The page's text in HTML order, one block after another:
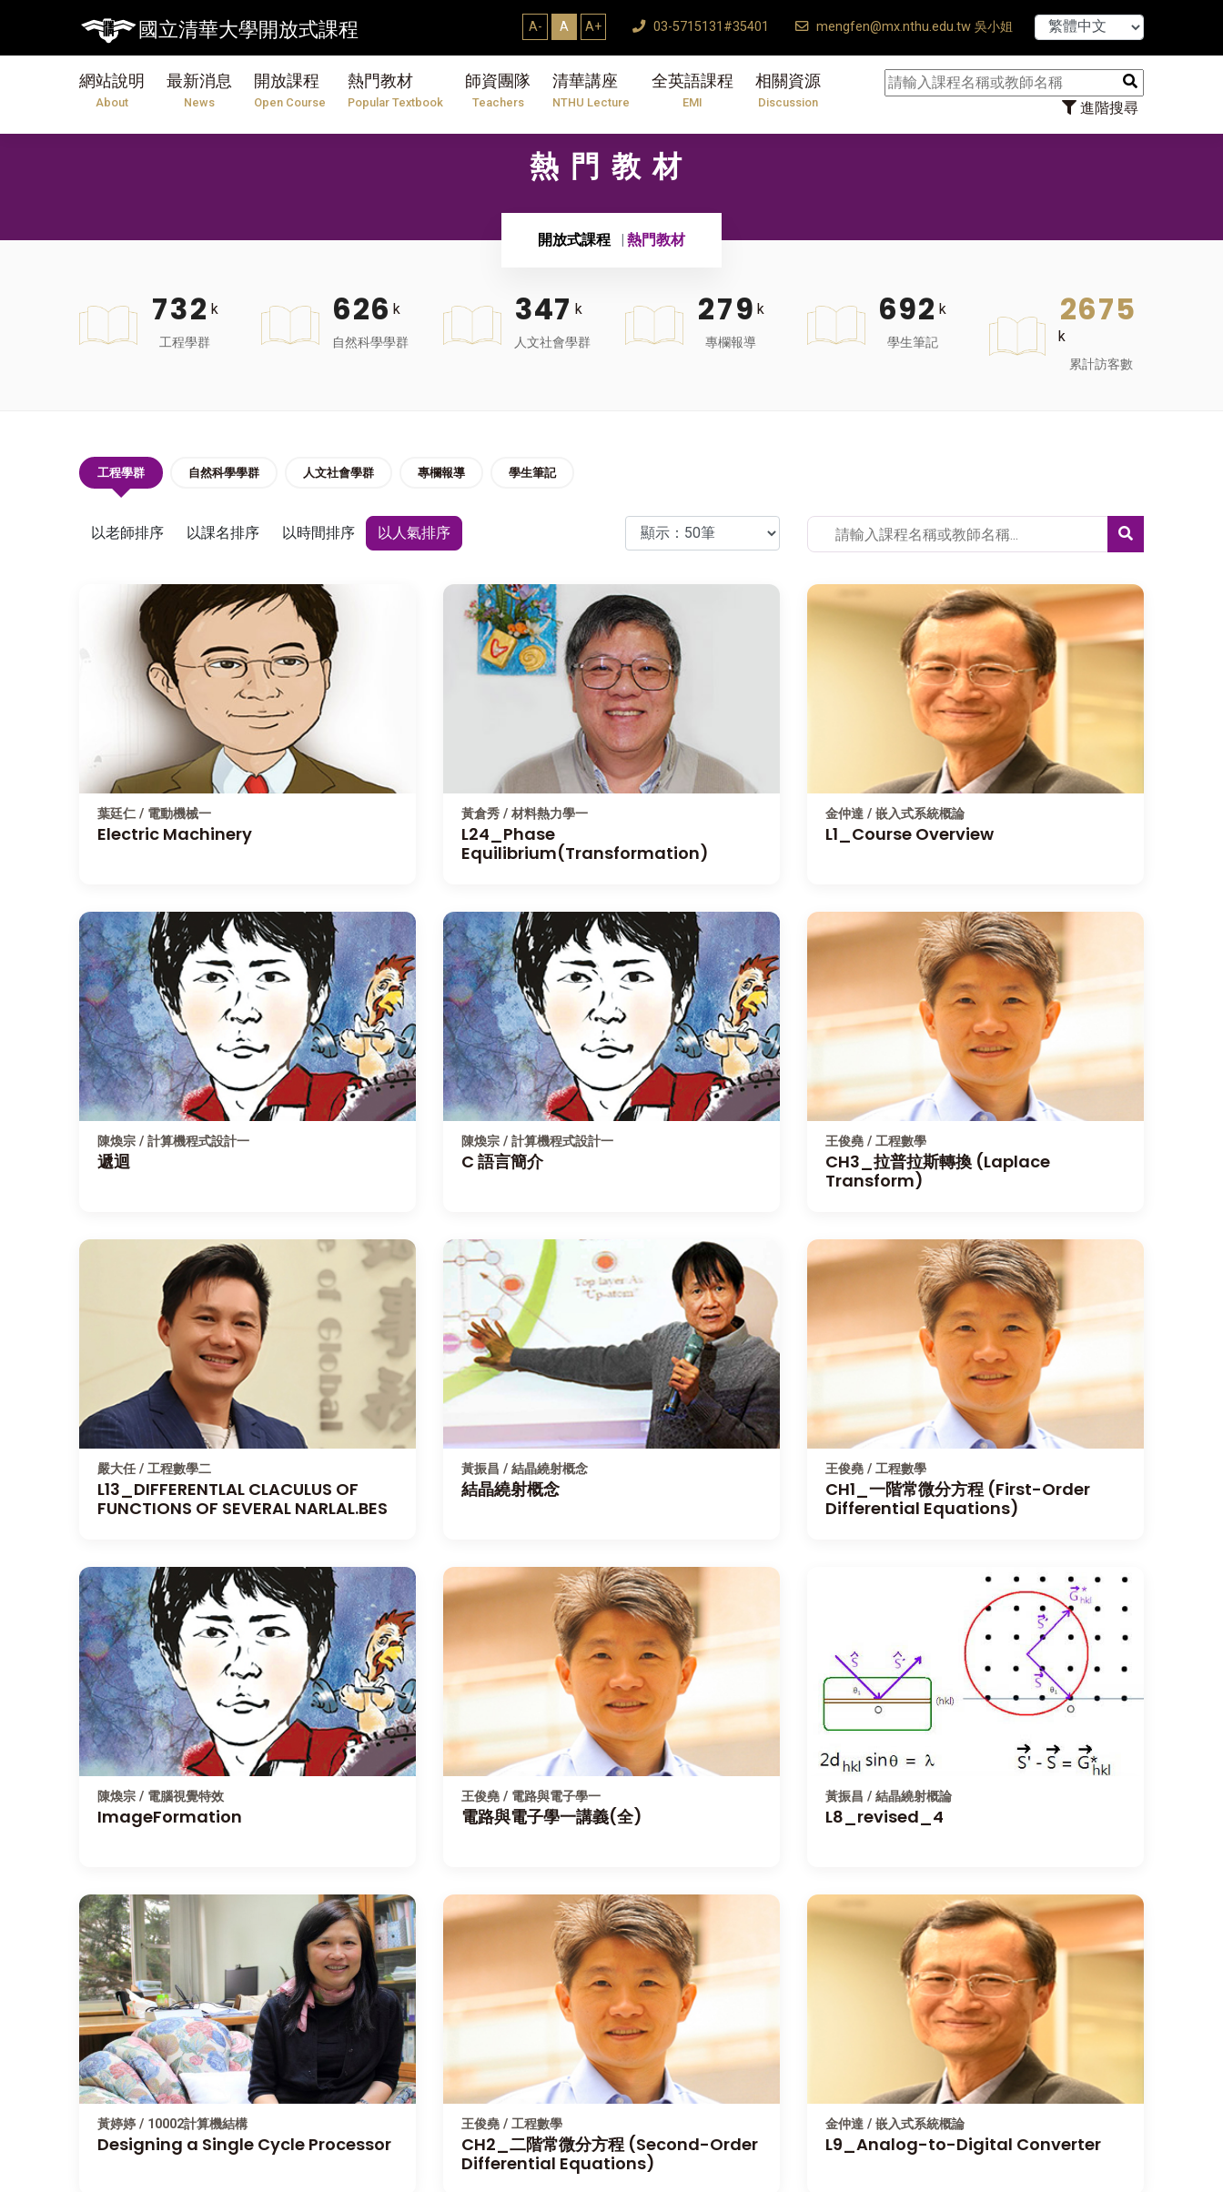
國立清華大學開放式課程 A- A A+ 03-5715131#35401 mengfen@mx.nthu.edu.tw 吳小姐
網站說明
About
最新消息
News
開放課程
Open Course
熱門教材
Popular Textbook
師資團隊
Teachers
清華講座
NTHU Lecture
全英語課程
EMI
相關資源
Discussion 進階搜尋
【7/31】114學年
熱門教材
開放式課程 熱門教材
732 k
工程學群
626 k
自然科學學群
347 k
人文社會學群
279 k
專欄報導
692 k
學生筆記
2675
k
累計訪客數
工程學群 自然科學學群 人文社會學群 專欄報導 學生筆記
以老師排序 以課名排序 以時間排序 以人氣排序
葉廷仁 / 電動機械一
Electric Machinery
黃倉秀 / 材料熱力學一
L24_Phase
Equilibrium(Transformation)
金仲達 / 嵌入式系統概論
L1_Course Overview
陳煥宗 / 計算機程式設計一
遞迴
陳煥宗 / 計算機程式設計一
C 語言簡介
王俊堯 / 工程數學
CH3_拉普拉斯轉換 (Laplace
Transform)
嚴大任 / 工程數學二
L13_DIFFERENTLAL CLACULUS OF
FUNCTIONS OF SEVERAL NARLAL.BES
黃振昌 / 結晶繞射概念
結晶繞射概念
王俊堯 / 工程數學
CH1_一階常微分方程 (First-Order
Differential Equations)
陳煥宗 / 電腦視覺特效
ImageFormation
王俊堯 / 電路與電子學一
電路與電子學一講義(全)
黃振昌 / 結晶繞射概論
L8_revised_4
黃婷婷 / 10002計算機結構
Designing a Single Cycle Processor
王俊堯 / 工程數學
CH2_二階常微分方程 (Second-Order
Differential Equations)
金仲達 / 嵌入式系統概論
L9_Analog-to-Digital Converter